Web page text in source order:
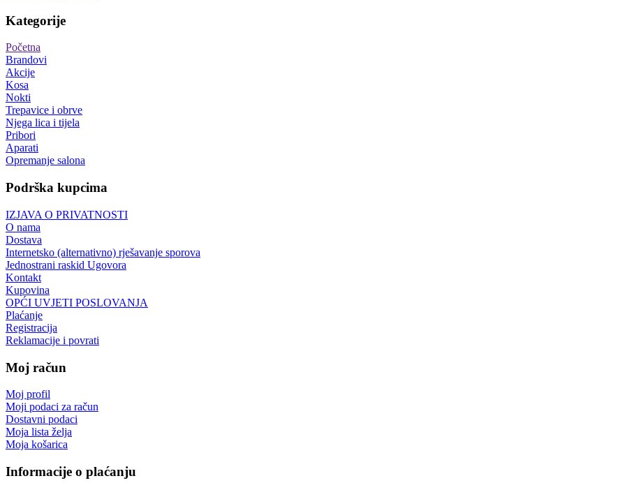
Kategorije
Početna
Brandovi
Akcije
Kosa
Nokti
Trepavice i obrve
Njega lica i tijela
Pribori
Aparati
Opremanje salona
Podrška kupcima
IZJAVA O PRIVATNOSTI
O nama
Dostava
Internetsko (alternativno) rješavanje sporova
Jednostrani raskid Ugovora
Kontakt
Kupovina
OPĆI UVJETI POSLOVANJA
Plaćanje
Registracija
Reklamacije i povrati
Moj račun
Moj profil
Moji podaci za račun
Dostavni podaci
Moja lista želja
Moja košarica
Informacije o plaćanju